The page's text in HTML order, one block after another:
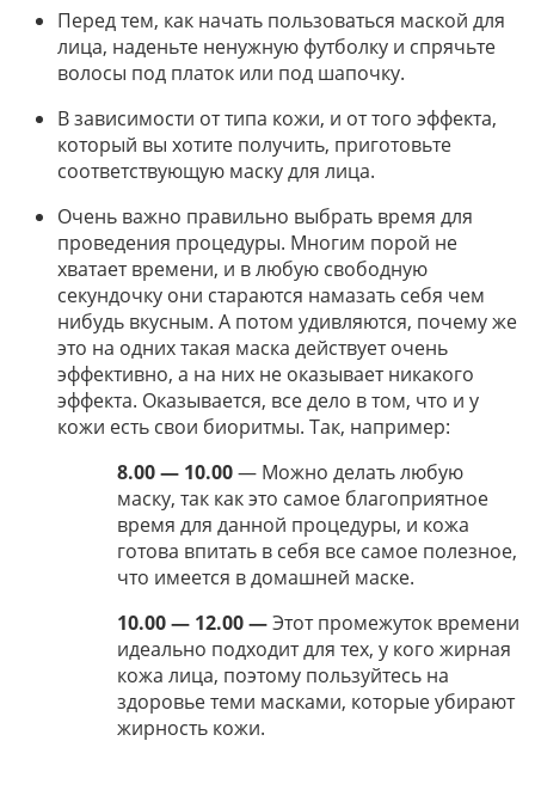
Перед тем, как начать пользоваться маской для
лица, наденьте ненужную футболку и спрячьте
волосы под платок или под шапочку.
В зависимости от типа кожи, и от того эффекта,
который вы хотите получить, приготовьте
соответствующую маску для лица.
Очень важно правильно выбрать время для
проведения процедуры. Многим порой не
хватает времени, и в любую свободную
секундочку они стараются намазать себя чем
нибудь вкусным. А потом удивляются, почему же
это на одних такая маска действует очень
эффективно, а на них не оказывает никакого
эффекта. Оказывается, все дело в том, что и у
кожи есть свои биоритмы. Так, например:
8.00 — 10.00— Можно делать любую
маску, так как это самое благоприятное
время для данной процедуры, и кожа
готова впитать в себя все самое полезное,
что имеется в домашней маске.
10.00 — 12.00 —Этот промежуток времени
идеально подходит для тех, у кого жирная
кожа лица, поэтому пользуйтесь на
здоровье теми масками, которые убирают
жирность кожи.